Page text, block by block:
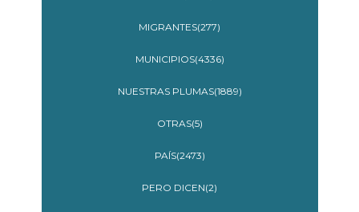
MIGRANTES(277)
MUNICIPIOS(4336)
NUESTRAS PLUMAS(1889)
OTRAS(5)
PAÍS(2473)
PERO DICEN(2)